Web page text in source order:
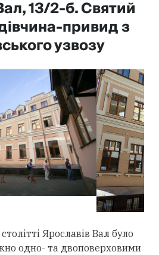
13/2-б. Святий
привид з
узвозу
Ярославів Вал було
одно- та двоповерховими